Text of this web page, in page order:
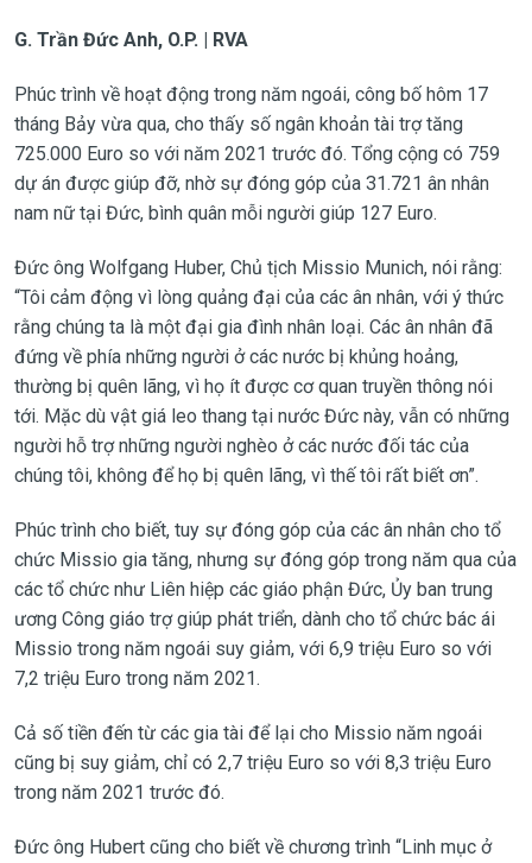
G. Trần Đức Anh, O.P. | RVA
Phúc trình về hoạt động trong năm ngoái, công bố hôm 17
tháng Bảy vừa qua, cho thấy số ngân khoản tài trợ tăng
725.000 Euro so với năm 2021 trước đó. Tổng cộng có 759
dự án được giúp đỡ, nhờ sự đóng góp của 31.721 ân nhân
nam nữ tại Đức, bình quân mỗi người giúp 127 Euro.
Đức ông Wolfgang Huber, Chủ tịch Missio Munich, nói rằng:
“Tôi cảm động vì lòng quảng đại của các ân nhân, với ý thức
rằng chúng ta là một đại gia đình nhân loại. Các ân nhân đã
đứng về phía những người ở các nước bị khủng hoảng,
thường bị quên lãng, vì họ ít được cơ quan truyền thông nói
tới. Mặc dù vật giá leo thang tại nước Đức này, vẫn có những
người hỗ trợ những người nghèo ở các nước đối tác của
chúng tôi, không để họ bị quên lãng, vì thế tôi rất biết ơn”.
Phúc trình cho biết, tuy sự đóng góp của các ân nhân cho tổ
chức Missio gia tăng, nhưng sự đóng góp trong năm qua của
các tổ chức như Liên hiệp các giáo phận Đức, Ủy ban trung
ương Công giáo trợ giúp phát triển, dành cho tổ chức bác ái
Missio trong năm ngoái suy giảm, với 6,9 triệu Euro so với
7,2 triệu Euro trong năm 2021.
Cả số tiền đến từ các gia tài để lại cho Missio năm ngoái
cũng bị suy giảm, chỉ có 2,7 triệu Euro so với 8,3 triệu Euro
trong năm 2021 trước đó.
Đức ông Hubert cũng cho biết về chương trình “Linh mục ở